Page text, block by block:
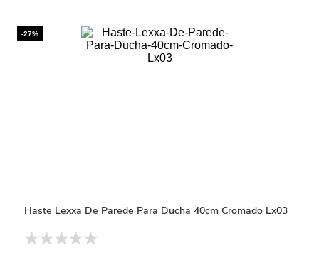
-27%
Haste Lexxa De Parede Para Ducha 40cm Cromado Lx03